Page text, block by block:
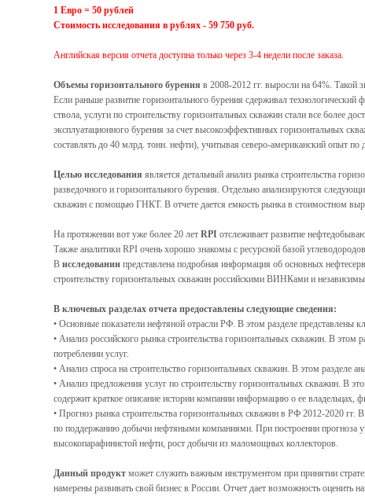
1 Евро = 50 рублей
Cтоимость исследования в рублях - 59 750 руб.
Английская версия отчета доступна только через 3-4 недели после заказа.
Объемы горизонтального бурения в 2008-2012 гг. выросли на 64%. Такой
Если раньше развитие горизонтального бурения сдерживал
ствола, услуги по строительству горизонтальных скважин стали все
эксплуатационного бурения за счет высокоэффективных горизонтальных
составлять до 40 млрд. тонн. нефти), учитывая северо-американский опыт
Целью исследования является детальный анализ рынка строительства
разведочного и горизонтального бурения. Отдельно анализируются
скважин с помощью ГНКТ. В отчете дается емкость рынка в стоимостном
На протяжении вот уже более 20 лет RPI отслеживает развитие
Также аналитики RPI очень хорошо знакомы с ресурсной базой
В исследовании представлена подробная информация об основных
строительству горизонтальных скважин российскими ВИНКами и
В ключевых разделах отчета предоставлены следующие сведения:
• Основные показатели нефтяной отрасли РФ. В этом разделе представлены
• Анализ российского рынка строительства горизонтальных скважин. В
потреблении услуг.
• Анализ спроса на строительство горизонтальных скважин. В этом
• Анализ предложения услуг по строительству горизонтальных скважин. В
содержит краткое описание истории компании информацию о ее
• Прогноз рынка строительства горизонтальных скважин в РФ 2012-2020
по поддержанию добычи нефтяными компаниями. При построении прогноза
высокопарафинистой нефти, рост добычи из маломощных коллекторов.
Данный продукт может служить важным инструментом при принятии
намерены развивать свой бизнес в России. Отчет дает возможность оценить